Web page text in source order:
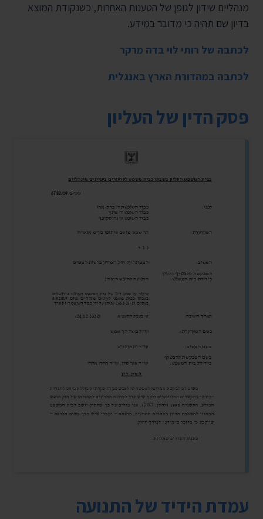
מנהליים שידון לגופן של הטענות האחרות, כשנקודת המוצא
בדיון שם תהיה כי מדובר במידע.
לכתבה של רותי לוי בדה מרקר
לכתבה במהדורת הארץ באנגלית
פסק הדין של העליון
עמדת הידיד של התנועה